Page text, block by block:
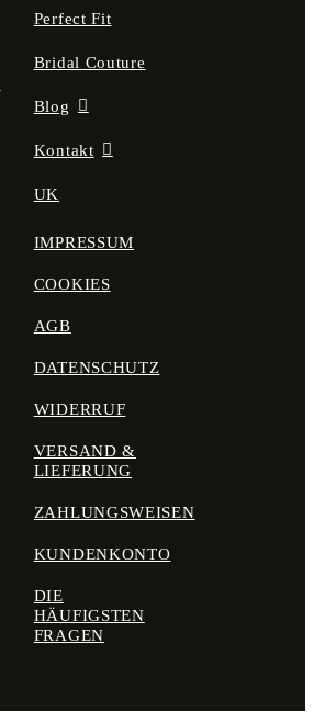
Perfect Fit
Bridal Couture
Blog
Kontakt
UK
IMPRESSUM
COOKIES
AGB
DATENSCHUTZ
WIDERRUF
VERSAND &
LIEFERUNG
ZAHLUNGSWEISEN
KUNDENKONTO
DIE
HÄUFIGSTEN
FRAGEN